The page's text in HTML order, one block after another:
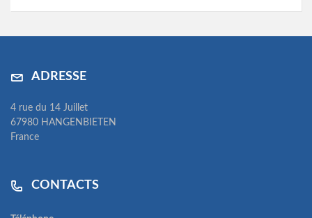
ADRESSE
4 rue du 14 Juillet
67980 HANGENBIETEN
France
CONTACTS